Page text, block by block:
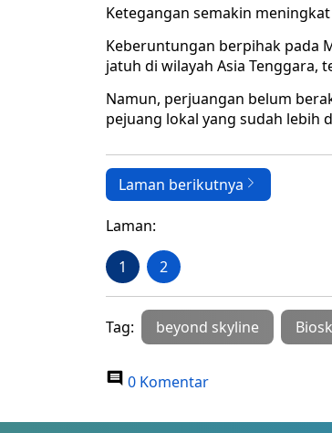
Ketegangan semakin
Keberuntungan berpihak pada
jatuh di wilayah Asia Tenggara,
Namun, perjuangan belum
pejuang lokal yang sudah lebih
Laman berikutnya
Laman:
1 2
Tag: beyond skyline
0 Komentar